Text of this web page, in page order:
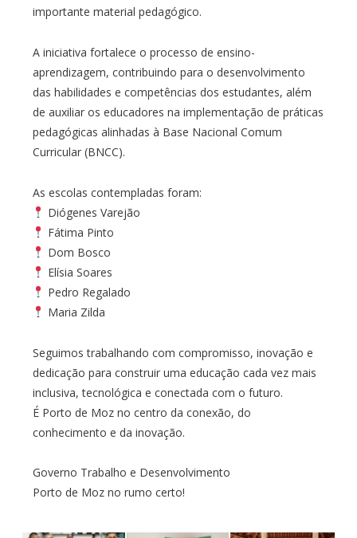
importante material pedagógico.
A iniciativa fortalece o processo de ensino-
aprendizagem, contribuindo para o desenvolvimento
das habilidades e competências dos estudantes, além
de auxiliar os educadores na implementação de práticas
pedagógicas alinhadas à Base Nacional Comum
Curricular (BNCC).
As escolas contempladas foram:
Diógenes Varejão
Fátima Pinto
Dom Bosco
Elísia Soares
Pedro Regalado
Maria Zilda
Seguimos trabalhando com compromisso, inovação e
dedicação para construir uma educação cada vez mais
inclusiva, tecnológica e conectada com o futuro.
É Porto de Moz no centro da conexão, do
conhecimento e da inovação.
Governo Trabalho e Desenvolvimento
Porto de Moz no rumo certo!